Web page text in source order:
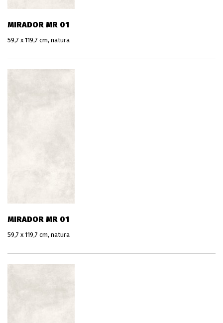
MIRADOR MR 01
59,7 x 119,7 cm, natura
MIRADOR MR 01
59,7 x 119,7 cm, natura